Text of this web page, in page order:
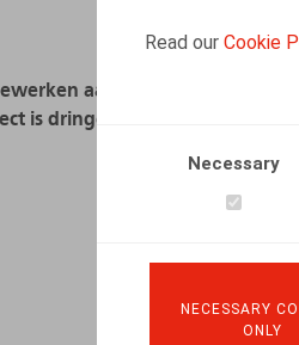
Read our Cookie
Necessary
NECESSARY
ONLY
aan re-
is dringende reden